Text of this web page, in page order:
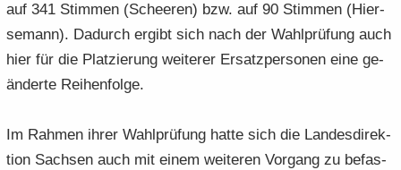
auf 341 Stim­men (Schee­ren) bzw. auf 90 Stim­men (Hier­
se­mann). Da­durch er­gibt sich nach der Wahl­prü­fung auch
hier für die Plat­zie­rung wei­te­rer Er­satz­per­so­nen eine ge­
än­der­te Rei­hen­fol­ge.
Im Rah­men ihrer Wahl­prü­fung hatte sich die Lan­des­di­rek­
ti­on Sach­sen auch mit einem wei­te­ren Vor­gang zu be­fas­